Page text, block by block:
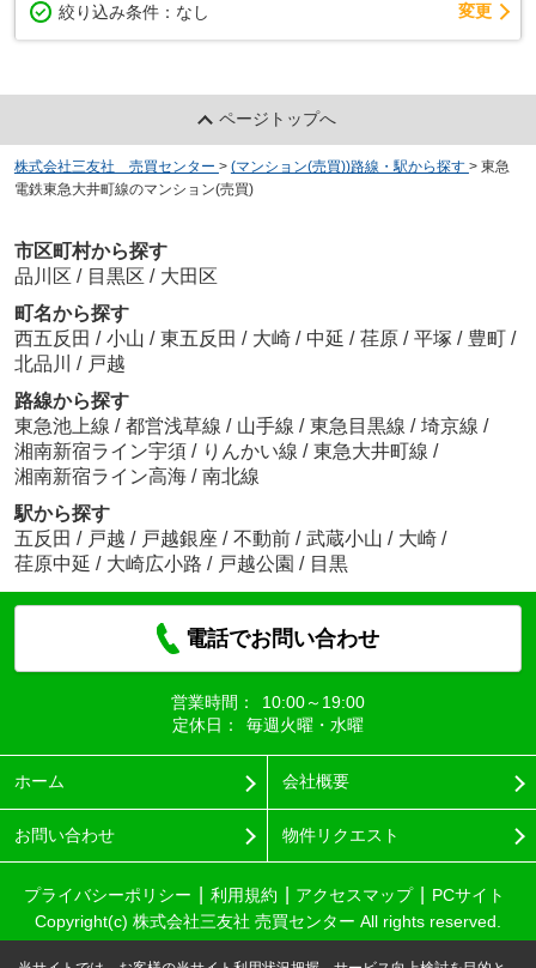
絞り込み条件： なし 変更
ページトップへ
株式会社三友社 売買センター > (マンション(売買))路線・駅から探す > 東急
電鉄東急大井町線のマンション(売買)
市区町村から探す
品川区 / 目黒区 / 大田区
町名から探す
西五反田 / 小山 / 東五反田 / 大崎 / 中延 / 荏原 / 平塚 / 豊町 /
北品川 / 戸越
路線から探す
東急池上線 / 都営浅草線 / 山手線 / 東急目黒線 / 埼京線 /
湘南新宿ライン宇須 / りんかい線 / 東急大井町線 /
湘南新宿ライン高海 / 南北線
駅から探す
五反田 / 戸越 / 戸越銀座 / 不動前 / 武蔵小山 / 大崎 /
荏原中延 / 大崎広小路 / 戸越公園 / 目黒
電話でお問い合わせ
営業時間：
10:00～19:00
定休日：
毎週火曜・水曜
ホーム 会社概要
お問い合わせ 物件リクエスト
プライバシーポリシー 利用規約 アクセスマップ
PCサイト
Copyright(c) 株式会社三友社 売買センター All rights reserved.